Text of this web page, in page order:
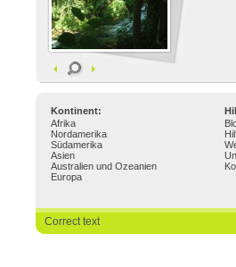
Kontinent:
Afrika
Nordamerika
Südamerika
Asien
Australien und Ozeanien
Europa
Correct text